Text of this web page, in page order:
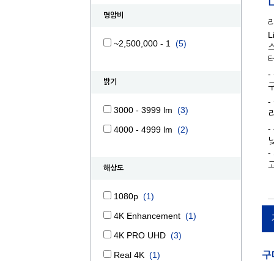
명암비
~2,500,000 - 1 (5)
밝기
3000 - 3999 lm (3)
4000 - 4999 lm (2)
해상도
1080p (1)
4K Enhancement (1)
4K PRO UHD (3)
Real 4K (1)
터
-
-
-
-
구